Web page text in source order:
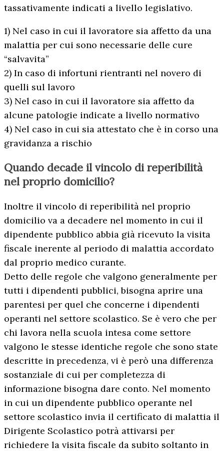
tassativamente indicati a livello legislativo.
1) Nel caso in cui il lavoratore sia affetto da una
malattia per cui sono necessarie delle cure
“salvavita”
2) In caso di infortuni rientranti nel novero di
quelli sul lavoro
3) Nel caso in cui il lavoratore sia affetto da
alcune patologie indicate a livello normativo
4) Nel caso in cui sia attestato che è in corso una
gravidanza a rischio
Quando decade il vincolo di reperibilità
nel proprio domicilio?
Inoltre il vincolo di reperibilità nel proprio
domicilio va a decadere nel momento in cui il
dipendente pubblico abbia già ricevuto la visita
fiscale inerente al periodo di malattia accordato
dal proprio medico curante.
Detto delle regole che valgono generalmente per
tutti i dipendenti pubblici, bisogna aprire una
parentesi per quel che concerne i dipendenti
operanti nel settore scolastico. Se è vero che per
chi lavora nella scuola intesa come settore
valgono le stesse identiche regole che sono state
descritte in precedenza, vi è però una differenza
sostanziale di cui per completezza di
informazione bisogna dare conto. Nel momento
in cui un dipendente pubblico operante nel
settore scolastico invia il certificato di malattia il
Dirigente Scolastico potrà attivarsi per
richiedere la visita fiscale da subito soltanto in